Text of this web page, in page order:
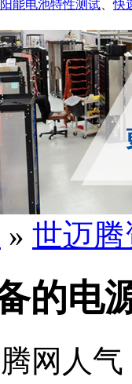
能电池特性测试 、快
» 世迈
的电
网 人气